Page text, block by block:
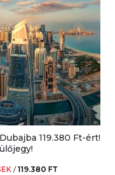
119.380 Ft-ért!
/119.380 FT